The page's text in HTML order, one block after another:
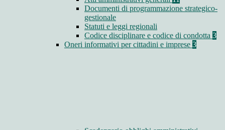
Documenti di programmazione strategico-
gestionale
Statuti e leggi regionali
Codice disciplinare e codice di condotta 3
Oneri informativi per cittadini e imprese 3